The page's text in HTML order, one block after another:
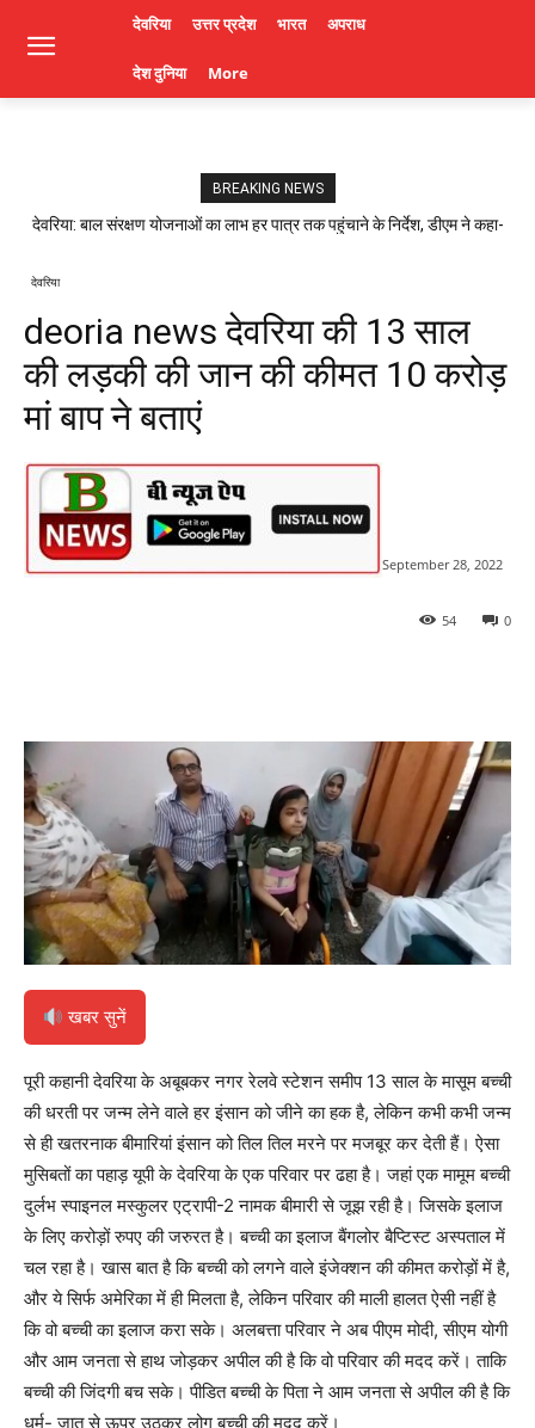
देवरिया उत्तर प्रदेश भारत अपराध
देश दुनिया More
BREAKING NEWS
देवरिया: बाल संरक्षण योजनाओं का लाभ हर पात्र तक पहुंचाने के निर्देश, डीएम ने कहा-
देवरिया
deoria news देवरिया की 13 साल
की लड़की की जान की कीमत 10 करोड़
मां बाप ने बताएं
September 28, 2022
0
54
खबर सुनें
पूरी कहानी देवरिया के अबूबकर नगर रेलवे स्टेशन समीप 13 साल के मासूम बच्ची
की धरती पर जन्म लेने वाले हर इंसान को जीने का हक है, लेकिन कभी कभी जन्म
से ही खतरनाक बीमारियां इंसान को तिल तिल मरने पर मजबूर कर देती हैं। ऐसा
मुसिबतों का पहाड़ यूपी के देवरिया के एक परिवार पर ढहा है। जहां एक मामूम बच्ची
दुर्लभ स्पाइनल मस्कुलर एट्रापी-2 नामक बीमारी से जूझ रही है। जिसके इलाज
के लिए करोड़ों रुपए की जरुरत है। बच्ची का इलाज बैंगलोर बैप्टिस्ट अस्पताल में
चल रहा है। खास बात है कि बच्ची को लगने वाले इंजेक्शन की कीमत करोड़ों में है,
और ये सिर्फ अमेरिका में ही मिलता है, लेकिन परिवार की माली हालत ऐसी नहीं है
कि वो बच्ची का इलाज करा सके। अलबत्ता परिवार ने अब पीएम मोदी, सीएम योगी
और आम जनता से हाथ जोड़कर अपील की है कि वो परिवार की मदद करें। ताकि
बच्ची की जिंदगी बच सके। पीडित बच्ची के पिता ने आम जनता से अपील की है कि
धर्म- जात से ऊपर उठकर लोग बच्ची की मदद करें।